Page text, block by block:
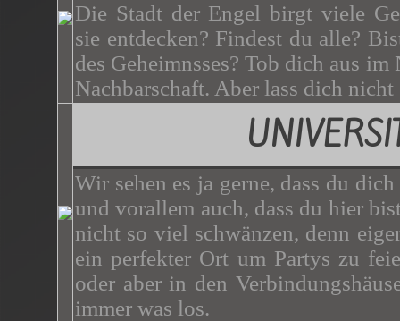
Die Stadt der Engel birgt viele
sie entdecken? Findest du alle?
des Geheimnsses? Tob dich aus
Nachbarschaft. Aber lass dich nicht
Wir sehen es ja gerne, dass du
und vorallem auch, dass du hier
nicht so viel schwänzen, denn
ein perfekter Ort um Partys zu
oder aber in den
immer was los.